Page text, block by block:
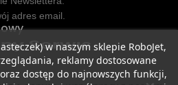
w naszym sklepie RoboJet,
reklamy dostosowane
dostęp do najnowszych funkcji,
adres email.